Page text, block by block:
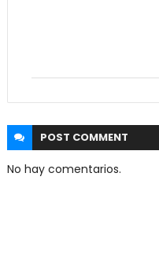
POST COMMENT
No hay comentarios.